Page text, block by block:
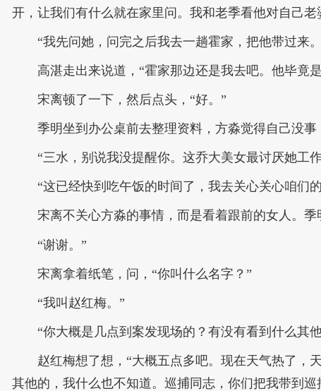
开，让我们有什么就在家里问。我和老季看他对自己
“我先问她，问完之后我去一趟霍家，把他带过来
高湛走出来说道，“霍家那边还是我去吧。他毕竟
宋离顿了一下，然后点头，“好。”
季明坐到办公桌前去整理资料，方淼觉得自己没
“三水，别说我没提醒你。这乔大美女最讨厌她工
“这已经快到吃午饭的时间了，我去关心关心咱们
宋离不关心方淼的事情，而是看着跟前的女人。季
“谢谢。”
宋离拿着纸笔，问，“你叫什么名字？”
“我叫赵红梅。”
“你大概是几点到案发现场的？有没有看到什么其
赵红梅想了想，“大概五点多吧。现在天气热了，
其他的，我什么也不知道。巡捕同志，你们把我带到